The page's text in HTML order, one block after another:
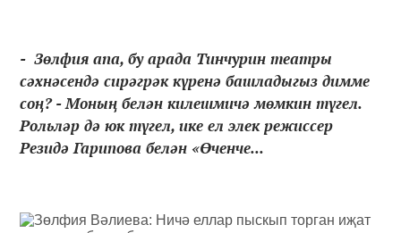
- Зөлфия апа, бу арада Тинчурин театры
сәхнәсендә сирәгрәк күренә башладыгыз димме
соң? - Моның белән килешмичә мөмкин түгел.
Рольләр дә юк түгел, ике ел элек режиссер
Резидә Гарипова белән «Өченче...